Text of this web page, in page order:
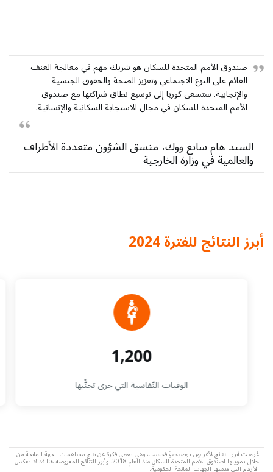
صندوق الأمم المتحدة للسكان هو شريك مهم في معالجة العنف
القائم على النوع الاجتماعي وتعزيز الصحة والحقوق الجنسية
والإنجابية. ستسعى كوريا إلى توسيع نطاق شراكتها مع صندوق
الأمم المتحدة للسكان في مجال الاستجابة السكانية والإنسانية.
السيد هام سانغ ووك، منسق الشؤون متعددة الأطراف
والعالمية في وزارة الخارجية
أبرز النتائج للفترة 2024
1,200
الوفيات النّفاسية التي جرى تجنُّبها
عُرضت أبرز النتائج لأغراضٍ توضيحيةٍ فحسب، وهي تعطي فكرة عن نتاج مساهمات الجهة المانحة من
خلال تمويلها لصندوق الأمم المتحدة للسكان منذ العام 2018. وأبرز النتائج المعروضة هنا قد لا تعكس
الأرقام التي قدمتها الجهات المانحة الحكومية.